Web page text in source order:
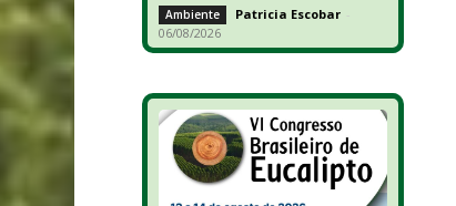
Ambiente Patricia Escobar -
06/08/2026